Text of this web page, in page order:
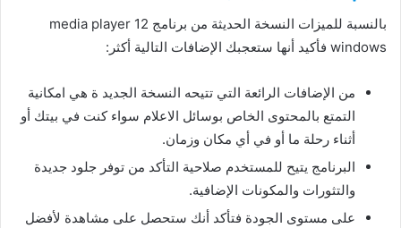
بالنسبة للميزات النسخة الحديثة من برنامج 12 media player
windows فأكيد أنها ستعجبك الإضافات التالية أكثر:
من الإضافات الرائعة التي تتيحه النسخة الجديد ة هي امكانية
التمتع بالمحتوى الخاص بوسائل الاعلام سواء كنت في بيتك أو
أثناء رحلة ما أو في أي مكان وزمان.
البرنامج يتيح للمستخدم صلاحية التأكد من توفر جلود جديدة
والتثورات والمكونات الإضافية.
على مستوى الجودة فتأكد أنك ستحصل على مشاهدة لأفضل